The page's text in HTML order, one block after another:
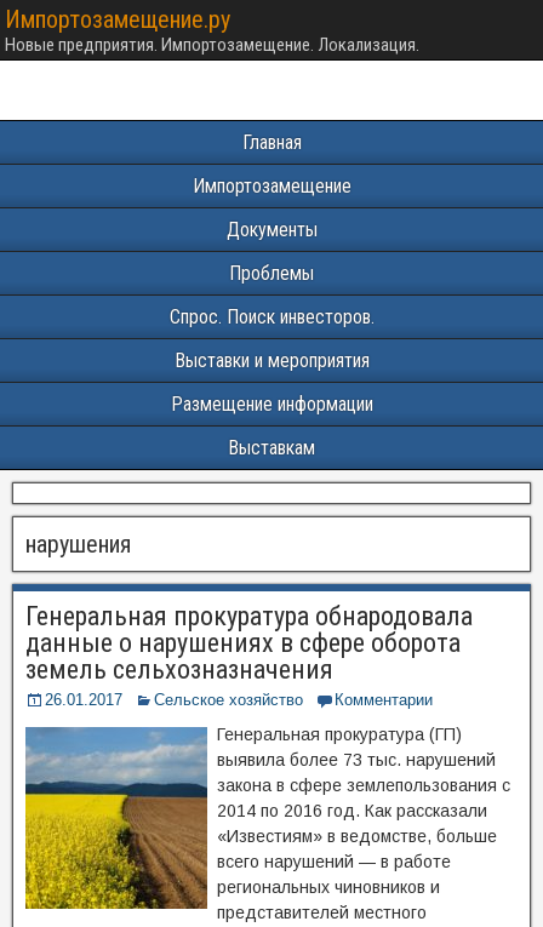
Импортозамещение.ру
Новые предприятия. Импортозамещение. Локализация.
Главная
Импортозамещение
Документы
Проблемы
Спрос. Поиск инвесторов.
Выставки и мероприятия
Размещение информации
Выставкам
нарушения
Генеральная прокуратура обнародовала
данные о нарушениях в сфере оборота
земель сельхозназначения
26.01.2017 Сельское хозяйство Комментарии
Генеральная прокуратура (ГП)
выявила более 73 тыс. нарушений
закона в сфере землепользования с
2014 по 2016 год. Как рассказали
«Известиям» в ведомстве, больше
всего нарушений — в работе
региональных чиновников и
представителей местного